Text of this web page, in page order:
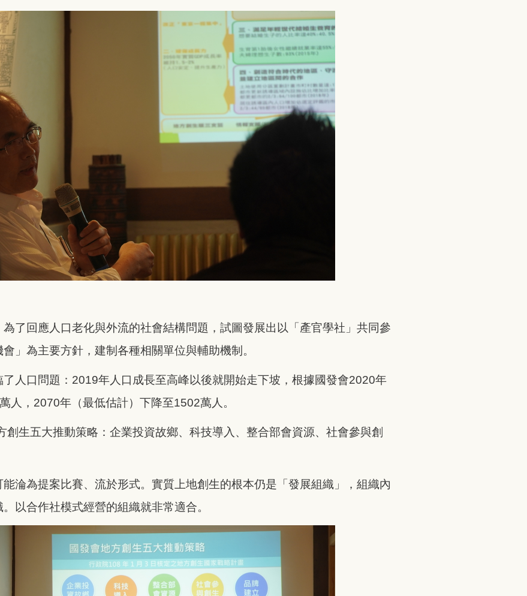
了回應人口老化與外流的社會結構問題，試圖發展出以「產官學社」共同參
」為主要方針，建制各種相關單位與輔助機制。
人口問題：2019年人口成長至高峰以後就開始走下坡，根據國發會2020年
人，2070年（最低估計）下降至1502萬人。
創生五大推動策略：企業投資故鄉、科技導入、整合部會資源、社會參與創
淪為提案比賽、流於形式。實質上地創生的根本仍是「發展組織」，組織內
以合作社模式經營的組織就非常適合。